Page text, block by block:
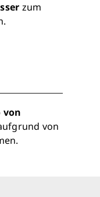
zum
von
von